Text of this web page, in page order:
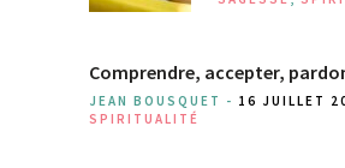
Comprendre, accepter,
JEAN BOUSQUET - 16 JUILLET
SPIRITUALITÉ